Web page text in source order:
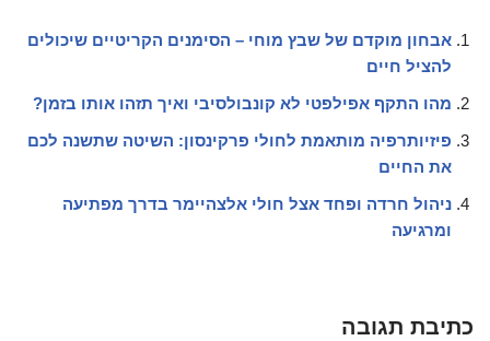
אבחון מוקדם של שבץ מוחי – הסימנים הקריטיים שיכולים
להציל חיים
מהו התקף אפילפטי לא קונבולסיבי ואיך תזהו אותו בזמן?
פיזיותרפיה מותאמת לחולי פרקינסון: השיטה שתשנה לכם
את החיים
ניהול חרדה ופחד אצל חולי אלצהיימר בדרך מפתיעה
ומרגיעה
כתיבת תגובה